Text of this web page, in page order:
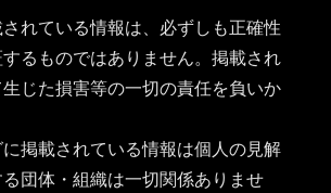
れている情報は、必ずしも正確性
るものではありません。掲載され
じた損害等の一切の責任を負いか
掲載されている情報は個人の見解
団体・組織は一切関係ありませ